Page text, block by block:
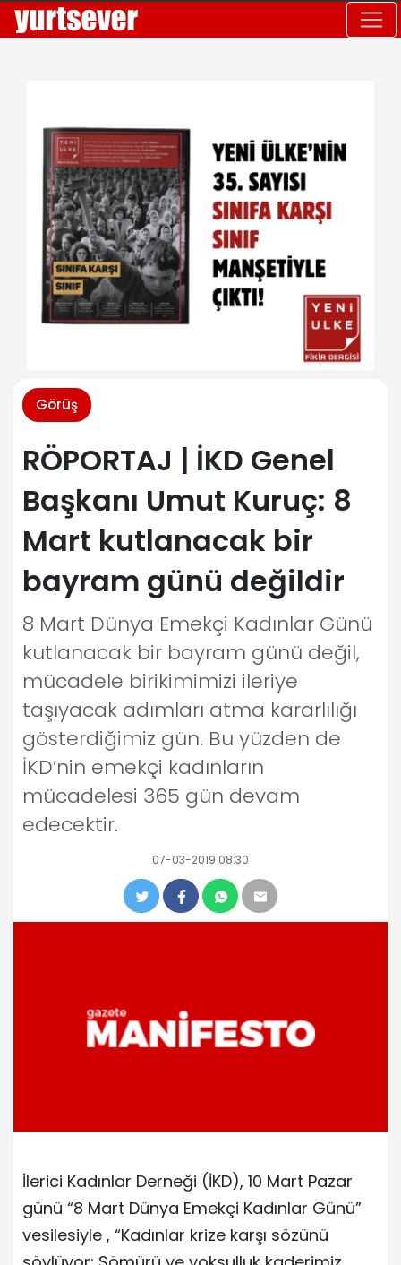
Görüş
RÖPORTAJ | İKD Genel
Başkanı Umut Kuruç: 8
Mart kutlanacak bir
bayram günü değildir
8 Mart Dünya Emekçi Kadınlar Günü
kutlanacak bir bayram günü değil,
mücadele birikimimizi ileriye
taşıyacak adımları atma kararlılığı
gösterdiğimiz gün. Bu yüzden de
İKD’nin emekçi kadınların
mücadelesi 365 gün devam
edecektir.
07-03-2019 08:30
İlerici Kadınlar Derneği (İKD), 10 Mart Pazar
günü “8 Mart Dünya Emekçi Kadınlar Günü”
vesilesiyle , “Kadınlar krize karşı sözünü